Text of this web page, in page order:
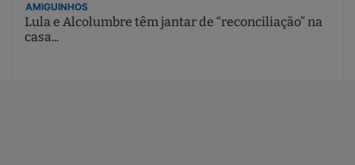
AMIGUINHOS
Lula e Alcolumbre têm jantar de “reconciliação” na
casa...